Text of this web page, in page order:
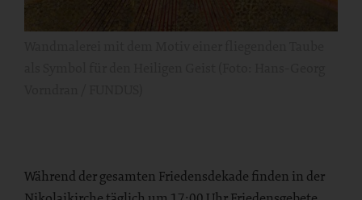
Während der gesamten Friedensdekade finden in der